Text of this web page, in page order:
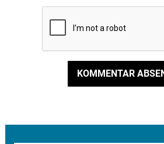
KOMMENTAR